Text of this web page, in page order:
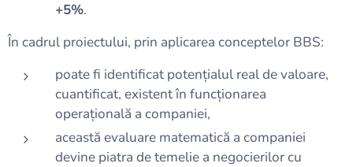
+5%.
În cadrul proiectului, prin aplicarea conceptelor BBS:
poate fi identificat potențialul real de valoare,
cuantificat, existent în funcționarea
operațională a companiei,
această evaluare matematică a companiei
devine piatra de temelie a negocierilor cu